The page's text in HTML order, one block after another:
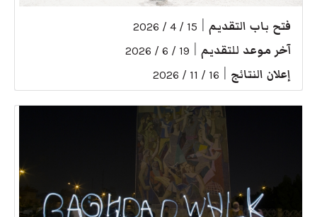
فتح باب التقديم 15 / 4 / 2026
آخر موعد للتقديم 19 / 6 / 2026
إعلان النتائج 16 / 11 / 2026